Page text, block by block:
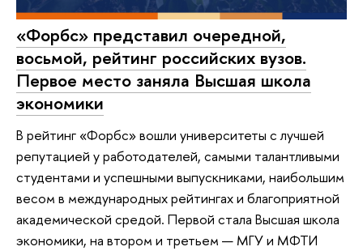
«Форбс» представил очередной,
восьмой, рейтинг российских вузов.
Первое место заняла Высшая школа
экономики
В рейтинг «Форбс» вошли университеты с лучшей
репутацией у работодателей, самыми талантливыми
студентами и успешными выпускниками, наибольшим
весом в международных рейтингах и благоприятной
академической средой. Первой стала Высшая школа
экономики, на втором и третьем — МГУ и МФТИ